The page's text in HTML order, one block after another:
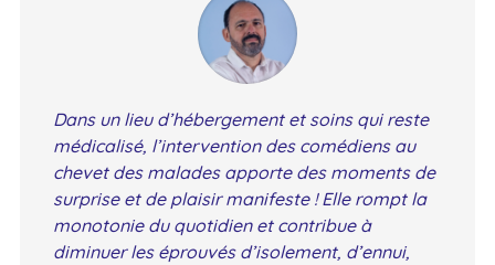
Dans un lieu d’hébergement et soins qui reste
médicalisé, l’intervention des comédiens au
chevet des malades apporte des moments de
surprise et de plaisir manifeste ! Elle rompt la
monotonie du quotidien et contribue à
diminuer les éprouvés d’isolement, d’ennui,